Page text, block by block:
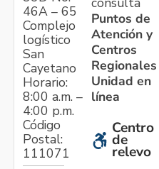
46A – 65
Complejo
logístico
San
Cayetano
Horario:
8:00 a.m. –
4:00 p.m.
Código
Postal:
111071
Puntos de
Atención y
Centros
Regionales
Unidad en
línea
Centro
de
relevo